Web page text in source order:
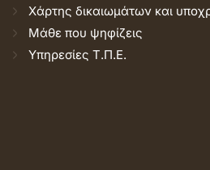
Χάρτης δικαιωμάτων και
Μάθε που ψηφίζεις
Υπηρεσίες Τ.Π.Ε.